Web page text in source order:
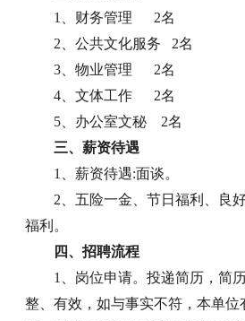
1、财务管理 2名
2、公共文化服务 2名
3、物业管理 2名
4、文体工作 2名
5、办公室文秘 2名
三、薪资待遇
1、薪资待遇:面谈。
2、五险一金、节日福利、良
福利。
四、招聘流程
1、岗位申请。投递简历，简
整、有效，如与事实不符，本单位